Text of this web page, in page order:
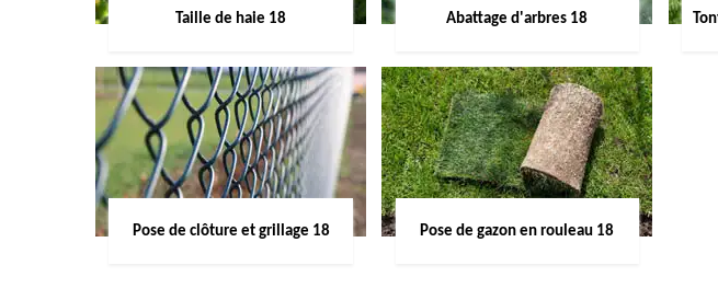
Taille de haie 18 Abattage d'arbres 18
Pose de clôture et grillage 18 Pose de gazon en rouleau 18